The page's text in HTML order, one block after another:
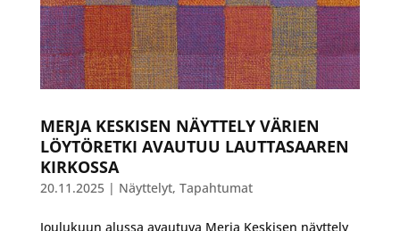
MERJA KESKISEN NÄYTTELY VÄRIEN
LÖYTÖRETKI AVAUTUU LAUTTASAAREN
KIRKOSSA
20.11.2025| Näyttelyt, Tapahtumat
Joulukuun alussa avautuva Merja Keskisen näyttely